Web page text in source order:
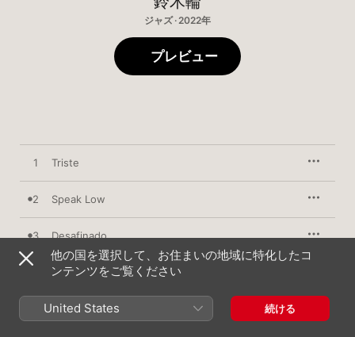
ジャズ · 2022年
プレビュー
1 Triste
2 Speak Low
3 Desafinado
Watch What Happen
It Might As Well Be Spring
他の国を選択して、お住まいの地域に特化したコ
ンテンツをご覧ください
United States 続ける